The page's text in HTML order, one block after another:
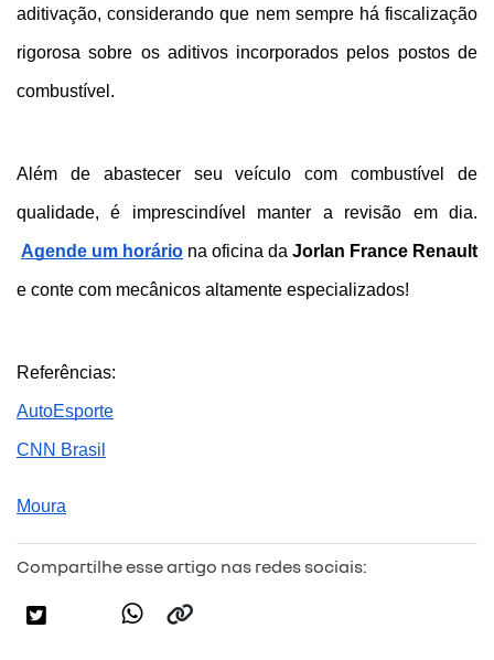
aditivação, considerando que nem sempre há fiscalização
rigorosa sobre os aditivos incorporados pelos postos de
combustível.
Além de abastecer seu veículo com combustível de
qualidade, é imprescindível manter a revisão em dia.
Agende um horário na oficina da Jorlan France Renault
e conte com mecânicos altamente especializados!
Referências:
AutoEsporte
CNN Brasil
Moura
Compartilhe esse artigo nas redes sociais: